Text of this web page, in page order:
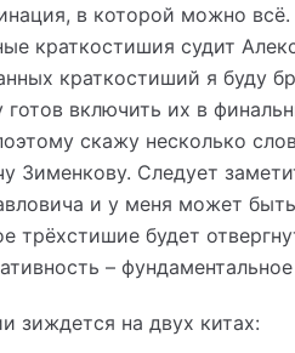
в которой можно
краткостишия судит
краткостиший я буду
готов включить их в
скажу несколько
Зименкову. Следует
и у меня может
трёхстишие будет
– фундаментальное
на двух китах: